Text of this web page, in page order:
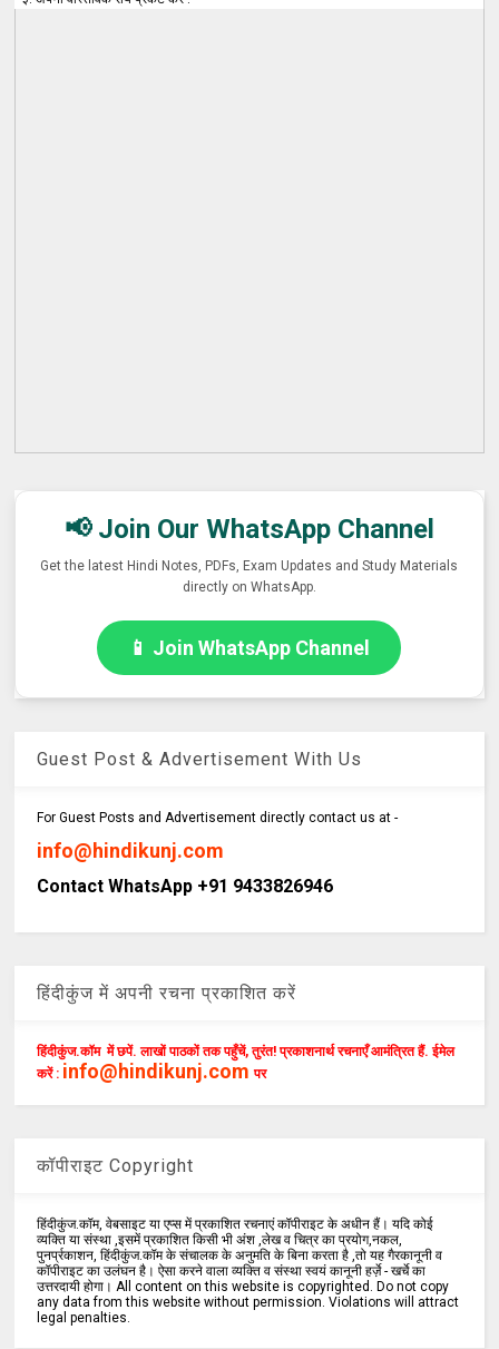
📢 Join Our WhatsApp Channel
Get the latest Hindi Notes, PDFs, Exam Updates and Study Materials
directly on WhatsApp.
📱 Join WhatsApp Channel
Guest Post & Advertisement With Us
For Guest Posts and Advertisement directly contact us at -
info@hindikunj.com
Contact WhatsApp +91 9433826946
हिंदीकुंज में अपनी रचना प्रकाशित करें
हिंदीकुंज.कॉम में छपें. लाखों पाठकों तक पहुँचें, तुरंत! प्रकाशनार्थ रचनाएँ आमंत्रित हैं. ईमेल
करें : info@hindikunj.com पर
कॉपीराइट Copyright
हिंदीकुंज.कॉम, वेबसाइट या एप्स में प्रकाशित रचनाएं कॉपीराइट के अधीन हैं। यदि कोई
व्यक्ति या संस्था ,इसमें प्रकाशित किसी भी अंश ,लेख व चित्र का प्रयोग,नकल,
पुनर्प्रकाशन, हिंदीकुंज.कॉम के संचालक के अनुमति के बिना करता है ,तो यह गैरकानूनी व
कॉपीराइट का उलंघन है। ऐसा करने वाला व्यक्ति व संस्था स्वयं कानूनी हर्ज़े - खर्चे का
उत्तरदायी होगा। All content on this website is copyrighted. Do not copy
any data from this website without permission. Violations will attract
legal penalties.